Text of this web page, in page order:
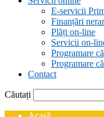
E-servicii
Finanțări
Plăți on-line
Servicii on-
Programare
Programare
Contact
Căutați